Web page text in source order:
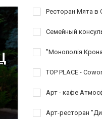
Ресторан Мята в
Семейный
"Монополія
TOP PLACE -
Арт - кафе
Арт-ресторан